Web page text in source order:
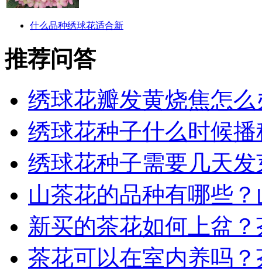
什么品种绣球花适合新
推荐问答
绣球花瓣发黄烧焦怎么
绣球花种子什么时候播
绣球花种子需要几天发
山茶花的品种有哪些
新买的茶花如何上盆
茶花可以在室内养吗